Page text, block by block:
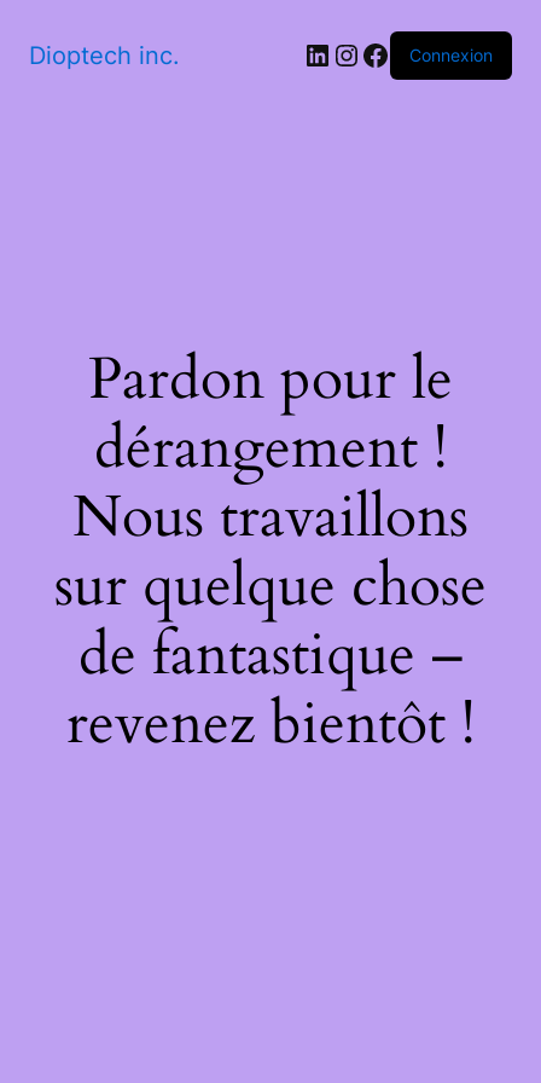
Dioptech inc. LinkedIn
Instagram
Facebook
Connexion
Pardon pour le
dérangement !
Nous travaillons
sur quelque chose
de fantastique –
revenez bientôt !